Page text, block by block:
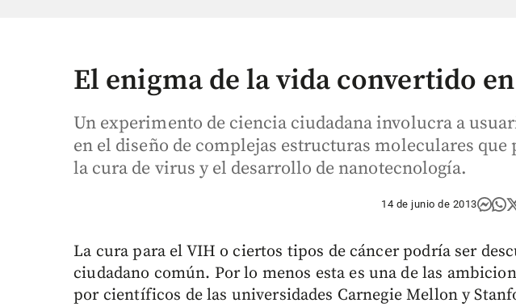
El enigma de la vida convertido
Un experimento de ciencia ciudadana involucra a
en el diseño de complejas estructuras moleculares que
la cura de virus y el desarrollo de nanotecnología.
14 de junio de 2013
La cura para el VIH o ciertos tipos de cáncer podría ser
ciudadano común. Por lo menos esta es una de las
por científicos de las universidades Carnegie Mellon y